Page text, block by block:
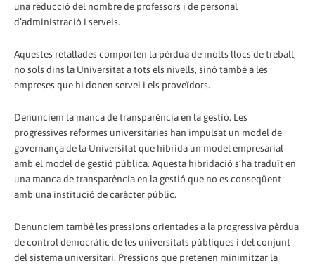
una reducció del nombre de professors i de personal
d’administració i serveis.
Aquestes retallades comporten la pèrdua de molts llocs de treball,
no sols dins la Universitat a tots els nivells, sinó també a les
empreses que hi donen servei i els proveïdors.
Denunciem la manca de transparència en la gestió. Les
progressives reformes universitàries han impulsat un model de
governança de la Universitat que hibrida un model empresarial
amb el model de gestió pública. Aquesta hibridació s’ha traduït en
una manca de transparència en la gestió que no es conseqüent
amb una institució de caràcter públic.
Denunciem també les pressions orientades a la progressiva pèrdua
de control democràtic de les universitats públiques i del conjunt
del sistema universitari. Pressions que pretenen minimitzar la